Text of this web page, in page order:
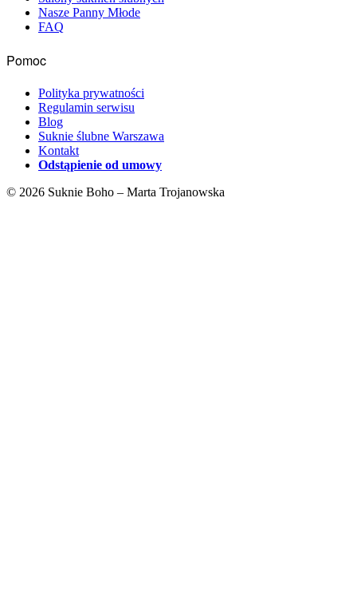
Nasze Panny Młode
FAQ
Pomoc
Polityka prywatności
Regulamin serwisu
Blog
Suknie ślubne Warszawa
Kontakt
Odstąpienie od umowy
© 2026 Suknie Boho – Marta Trojanowska